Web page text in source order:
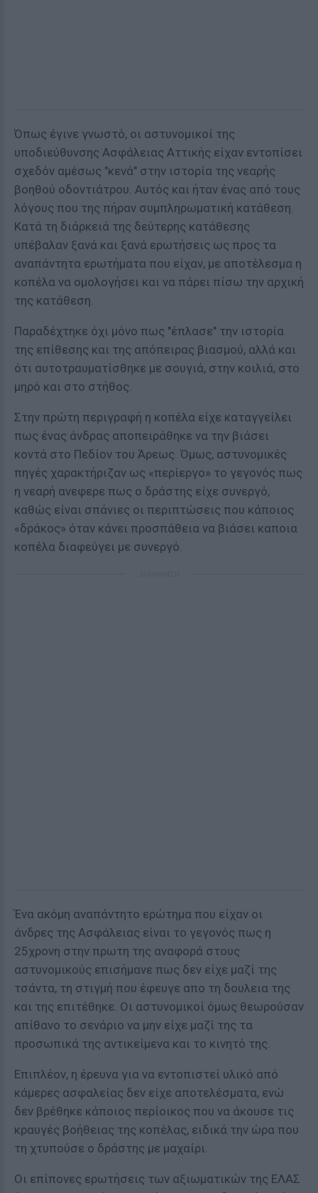
Όπως έγινε γνωστό, οι αστυνομικοί της
υποδιεύθυνσης Ασφάλειας Αττικής είχαν εντοπίσει
σχεδόν αμέσως "κενά" στην ιστορία της νεαρής
βοηθού οδοντιάτρου. Αυτός και ήταν ένας από τους
λόγους που της πήραν συμπληρωματική κατάθεση.
Κατά τη διάρκειά της δεύτερης κατάθεσης
υπέβαλαν ξανά και ξανά ερωτήσεις ως προς τα
αναπάντητα ερωτήματα που είχαν, με αποτέλεσμα η
κοπέλα να ομολογήσει και να πάρει πίσω την αρχική
της κατάθεση.
Παραδέχτηκε όχι μόνο πως "έπλασε" την ιστορία
της επίθεσης και της απόπειρας βιασμού, αλλά και
ότι αυτοτραυματίσθηκε με σουγιά, στην κοιλιά, στο
μηρό και στο στήθος.
Στην πρώτη περιγραφή η κοπέλα είχε καταγγείλει
πως ένας άνδρας αποπειράθηκε να την βιάσει
κοντά στο Πεδίον του Άρεως. Όμως, αστυνομικές
πηγές χαρακτήριζαν ως «περίεργο» το γεγονός πως
η νεαρή ανεφερε πως ο δράστης είχε συνεργό,
καθώς είναι σπάνιες οι περιπτώσεις που κάποιος
«δράκος» όταν κάνει προσπάθεια να βιάσει καποια
κοπέλα διαφεύγει με συνεργό.
Ένα ακόμη αναπάντητο ερώτημα που είχαν οι
άνδρες της Ασφάλειας είναι το γεγονός πως η
25χρονη στην πρωτη της αναφορά στους
αστυνομικούς επισήμανε πως δεν είχε μαζί της
τσάντα, τη στιγμή που έφευγε απο τη δουλεια της
και της επιτέθηκε. Οι αστυνομικοί όμως θεωρούσαν
απίθανο το σενάριο να μην είχε μαζί της τα
προσωπικά της αντικείμενα και το κινητό της.
Επιπλέον, η έρευνα για να εντοπιστεί υλικό από
κάμερες ασφαλείας δεν είχε αποτελέσματα, ενώ
δεν βρέθηκε κάποιος περίοικος που να άκουσε τις
κραυγές βοήθειας της κοπέλας, ειδικά την ώρα που
τη χτυπούσε ο δράστης με μαχαίρι.
Οι επίπονες ερωτήσεις των αξιωματικών της ΕΛΑΣ